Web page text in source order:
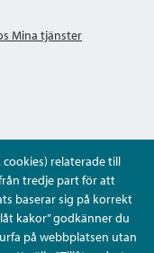
relaterade till
tredje part för att
baserar sig på korrekt
kakor” godkänner du
på webbplatsen utan
Mina tjänster